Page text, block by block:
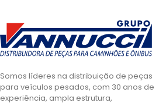
Somos líderes na distribuição de peças
para veículos pesados, com 30 anos de
experiência, ampla estrutura,